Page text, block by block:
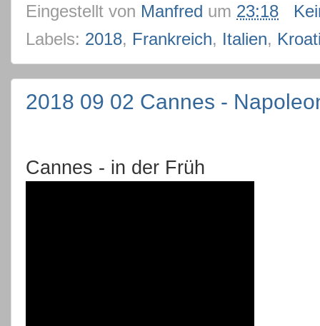
Eingestellt von Manfred um 23:18
Labels: 2018, Frankreich, Italien,
2018 09 02 Cannes -
Cannes - in der Früh